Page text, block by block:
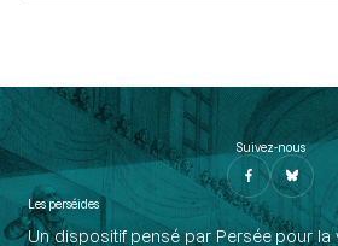
Suivez-nous
Les perséides
Un dispositif pensé par Persée pour